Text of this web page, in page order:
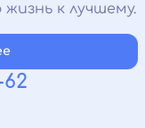
к лучшему.
62